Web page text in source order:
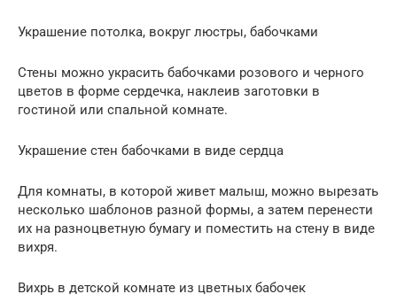
Украшение потолка, вокруг люстры, бабочками
Стены можно украсить бабочками розового и черного
цветов в форме сердечка, наклеив заготовки в
гостиной или спальной комнате.
Украшение стен бабочками в виде сердца
Для комнаты, в которой живет малыш, можно вырезать
несколько шаблонов разной формы, а затем перенести
их на разноцветную бумагу и поместить на стену в виде
вихря.
Вихрь в детской комнате из цветных бабочек